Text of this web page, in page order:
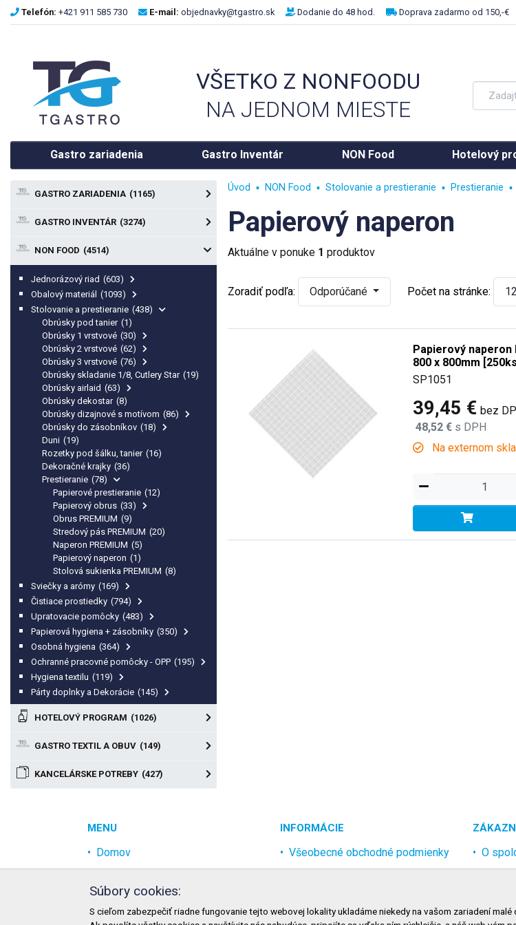
Telefón: +421 911 585 730 E-mail: objednavky@tgastro.sk Dodanie do 48 hod. Doprava zadarmo od 150,-€
VŠETKO Z NONFOODU
NA JEDNOM MIESTE
Gastro zariadenia Gastro Inventár NON Food Hotelový
GASTRO ZARIADENIA (1165)
GASTRO INVENTÁR (3274)
NON FOOD (4514)
Jednorázový riad (603)
Obalový materiál (1093)
Stolovanie a prestieranie (438)
Obrúsky pod tanier (1)
Obrúsky 1 vrstvové (30)
Obrúsky 2 vrstvové (62)
Obrúsky 3 vrstvové (76)
Obrúsky skladanie 1/8, Cutlery Star (19)
Obrúsky airlaid (63)
Obrúsky dekostar (8)
Obrúsky dizajnové s motívom (86)
Obrúsky do zásobníkov (18)
Duni (19)
Rozetky pod šálku, tanier (16)
Dekoračné krajky (36)
Prestieranie (78)
Papierové prestieranie (12)
Papierový obrus (33)
Obrus PREMIUM (9)
Stredový pás PREMIUM (20)
Naperon PREMIUM (5)
Papierový naperon (1)
Stolová sukienka PREMIUM (8)
Sviečky a arómy (169)
Čistiace prostiedky (794)
Upratovacie pomôcky (483)
Papierová hygiena + zásobníky (350)
Osobná hygiena (364)
Ochranné pracovné pomôcky - OPP (195)
Hygiena textilu (119)
Párty doplnky a Dekorácie (145)
HOTELOVÝ PROGRAM (1026)
GASTRO TEXTIL A OBUV (149)
KANCELÁRSKE POTREBY (427)
Úvod NON Food Stolovanie a prestieranie Prestieranie
Papierový naperon
Aktuálne v ponuke 1 produktov
Zoradiť podľa: Odporúčané Počet na stránke: 12
Papierový naperon
800 x 800mm
SP1051
39,45 € bez
48,52 € s DPH
Na externom
MENU
Domov
Akcia
Najpredávanejšie
Odvetvia
INFORMÁCIE
Všeobecné obchodné podmienky
Ochrana osobných údajov
Možnosti dopravy
O
Súbory cookies:
S cieľom zabezpečiť riadne fungovanie tejto webovej lokality ukladáme niekedy na vašom zariadení malé